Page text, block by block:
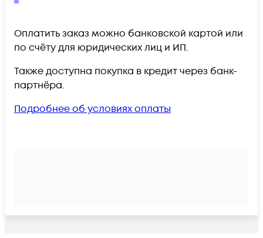
Оплатить заказ можно банковской картой или
по счёту для юридических лиц и ИП.
Также доступна покупка в кредит через банк-
партнёра.
Подробнее об условиях оплаты